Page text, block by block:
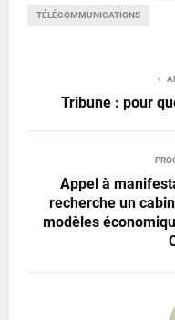
TÉLÉCOMMUNICATIONS
Tribune : pour
Appel à
recherche un
modèles